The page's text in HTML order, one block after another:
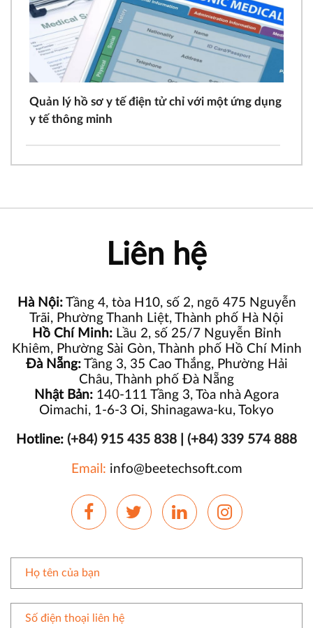
Quản lý hồ sơ y tế điện tử chỉ với một ứng dụng
y tế thông minh
Liên hệ
Hà Nội:Tầng 4, tòa H10, số 2, ngõ 475 Nguyễn
Trãi, Phường Thanh Liệt, Thành phố Hà Nội
Hồ Chí Minh:Lầu 2, số 25/7 Nguyễn Bỉnh
Khiêm, Phường Sài Gòn, Thành phố Hồ Chí Minh
Đà Nẵng:Tầng 3, 35 Cao Thắng, Phường Hải
Châu, Thành phố Đà Nẵng
Nhật Bản: 140-111 Tầng 3, Tòa nhà Agora
Oimachi, 1-6-3 Oi, Shinagawa-ku, Tokyo
Hotline: (+84) 915 435 838 (+84) 339 574 888
Email: info@beetechsoft.com